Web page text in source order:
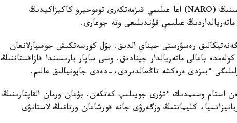
جاپونيانىڭ ۇلتتىق اگرارلىق زەرتتەۋلەر ۇيىمىنىڭ (NARO) اعا عىلىمي قىزمەتكەرى توموحيرو كاكيزاكيدىڭ
عىلىمي قۇندىلىعى وتە جوعارى.
بارىسىندا ءبىز 50 قۇندى گەنەتيكالىق رەسۋرستى جيناي الدىق. بۇل كورسەتكىش جوسپارلانعان
باعالى ماتەريالدار جينادىق. وسى ساپار بارىسىندا قازاقستاننىڭ
ءبىزدى ەرەكشە تاڭعالدىردى،-دەدى جاپونيالىق عالىم.
سوڭعى ءۇش عاسىردا الەمدە 600 دەن استام وسىمدىك ءتۇرى جويىلىپ كەتكەن. بۇعان ورمان القاپتارىنىڭ
كليماتتىڭ وزگەرۋى جانە قورشاعان ورتانىڭ لاستانۋى